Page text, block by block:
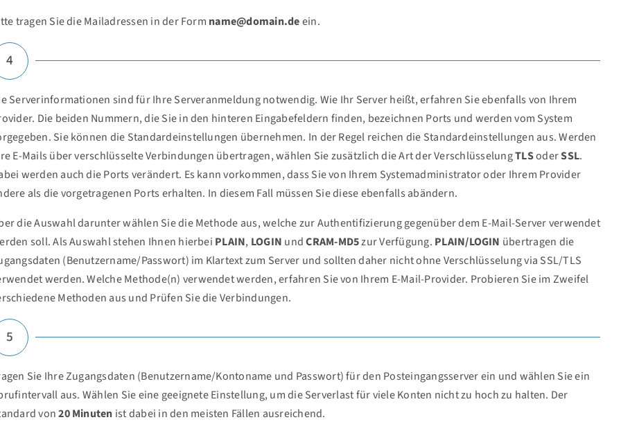
tragen Sie die Mailadressen in der Form name@domain.deein.
4
Serverinformationen sind für Ihre Serveranmeldung notwendig. Wie Ihr Server heißt, erfahren Sie ebenfalls von Ihrem
Die beiden Nummern, die Sie in den hinteren Eingabefeldern finden, bezeichnen Ports und werden vom System
Sie können die Standardeinstellungen übernehmen. In der Regel reichen die Standardeinstellungen aus. Werden
E-Mails über verschlüsselte Verbindungen übertragen, wählen Sie zusätzlich die Art der VerschlüsselungTLSoderSSL.
werden auch die Ports verändert. Es kann vorkommen, dass Sie von Ihrem Systemadministrator oder Ihrem Provider
als die vorgetragenen Ports erhalten. In diesem Fall müssen Sie diese ebenfalls abändern.
die Auswahl darunter wählen Sie die Methode aus, welche zur Authentifizierung gegenüber dem E-Mail-Server verwendet
soll. Als Auswahl stehen Ihnen hierbei PLAIN, LOGIN undCRAM-MD5zur Verfügung. PLAIN/LOGIN übertragen die
(Benutzername/Passwort) im Klartext zum Server und sollten daher nicht ohne Verschlüsselung via SSL/TLS
werden. Welche Methode(n) verwendet werden, erfahren Sie von Ihrem E-Mail-Provider. Probieren Sie im Zweifel
Methoden aus und Prüfen Sie die Verbindungen.
5
Sie Ihre Zugangsdaten (Benutzername/Kontoname und Passwort) für den Posteingangsserver ein und wählen Sie ein
aus. Wählen Sie eine geeignete Einstellung, um die Serverlast für viele Konten nicht zu hoch zu halten. Der
von20 Minuten ist dabei in den meisten Fällen ausreichend.